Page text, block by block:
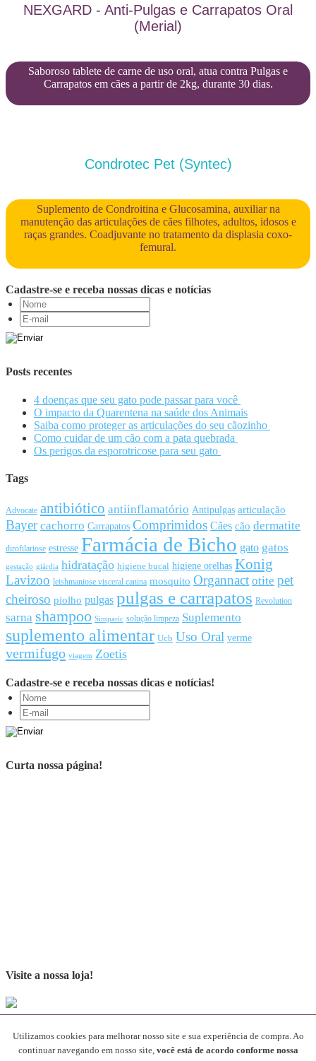
NEXGARD - Anti-Pulgas e Carrapatos Oral
(Merial)
Saboroso tablete de carne de uso oral, atua contra Pulgas e
Carrapatos em cães a partir de 2kg, durante 30 dias.
Condrotec Pet (Syntec)
Suplemento de Condroitina e Glucosamina, auxiliar na
manutenção das articulações de cães filhotes, adultos, idosos e
raças grandes. Coadjuvante no tratamento da displasia coxo-
femural.
Cadastre-se e receba nossas dicas e notícias
Posts recentes
4 doenças que seu gato pode passar para você
O impacto da Quarentena na saúde dos Animais
Saiba como proteger as articulações do seu cãozinho
Como cuidar de um cão com a pata quebrada
Os perigos da esporotricose para seu gato
Tags
Advocate antibiótico antiinflamatório Antipulgas articulação
Bayer cachorro Carrapatos Comprimidos Cães cão dermatite
dirofilariose estresse Farmácia de Bicho gato gatos
gestação giárdia hidratação higiene bucal higiene orelhas Konig
Lavizoo leishmaniose visceral canina mosquito Organnact otite pet
cheiroso piolho pulgas pulgas e carrapatos Revolution
sarna shampoo Simparic solução limpeza Suplemento
suplemento alimentar Ucb Uso Oral verme
vermifugo viagem Zoetis
Cadastre-se e receba nossas dicas e notícias!
Curta nossa página!
Visite a nossa loja!
Parceiros
Utilizamos cookies para melhorar nosso site e sua experiência de compra. Ao
continuar navegando em nosso site, você está de acordo conforme nossa